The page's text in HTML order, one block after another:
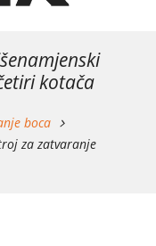
kotača
boca
za zatvaranje